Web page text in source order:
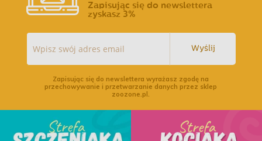
Zapisując się do newslettera
zyskasz 3%
Wyślij
Zapisując się do newslettera wyrażasz zgodę na
przechowywanie i przetwarzanie danych przez sklep
zoozone.pl.